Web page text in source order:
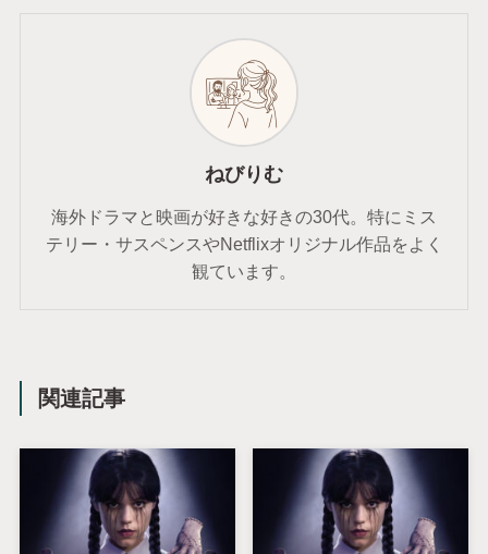
ねびりむ
海外ドラマと映画が好きな好きの30代。特にミス
テリー・サスペンスやNetflixオリジナル作品をよく
観ています。
関連記事